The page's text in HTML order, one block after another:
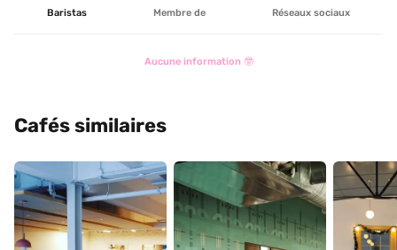
Baristas Membre de Réseaux sociaux
Aucune information 🤓
Cafés similaires